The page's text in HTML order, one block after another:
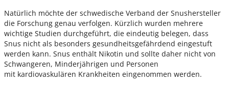
Natürlich möchte der schwedische Verband der Snushersteller
die Forschung genau verfolgen. Kürzlich wurden mehrere
wichtige Studien durchgeführt, die eindeutig belegen, dass
Snus nicht als besonders gesundheitsgefährdend eingestuft
werden kann. Snus enthält Nikotin und sollte daher nicht von
Schwangeren, Minderjährigen und Personen
mit kardiovaskulären Krankheiten eingenommen werden.